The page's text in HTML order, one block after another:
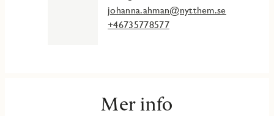
johanna.ahman@nytthem.se
+46735778577
Mer info